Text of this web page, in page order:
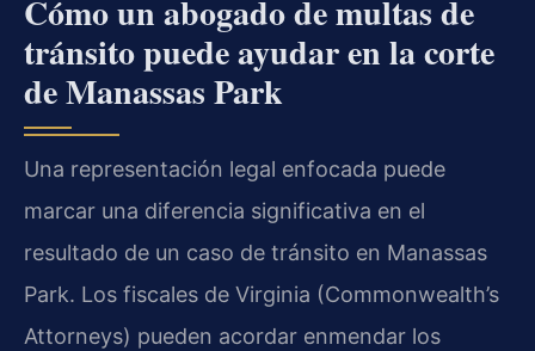
Cómo un abogado de multas de
tránsito puede ayudar en la corte
de Manassas Park
Una representación legal enfocada puede
marcar una diferencia significativa en el
resultado de un caso de tránsito en Manassas
Park. Los fiscales de Virginia (Commonwealth’s
Attorneys) pueden acordar enmendar los